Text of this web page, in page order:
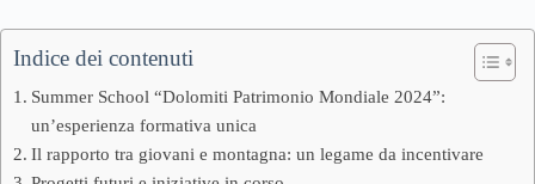
Indice dei contenuti
Summer School “Dolomiti Patrimonio Mondiale 2024”:
un’esperienza formativa unica
Il rapporto tra giovani e montagna: un legame da incentivare